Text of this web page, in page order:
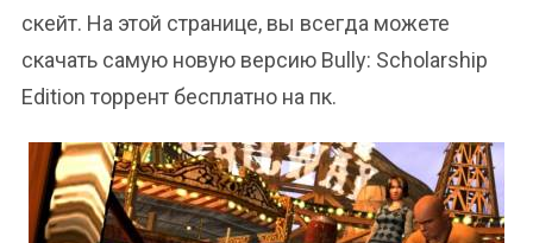
скейт. На этой странице, вы всегда можете
скачать самую новую версию Bully: Scholarship
Edition торрент бесплатно на пк.